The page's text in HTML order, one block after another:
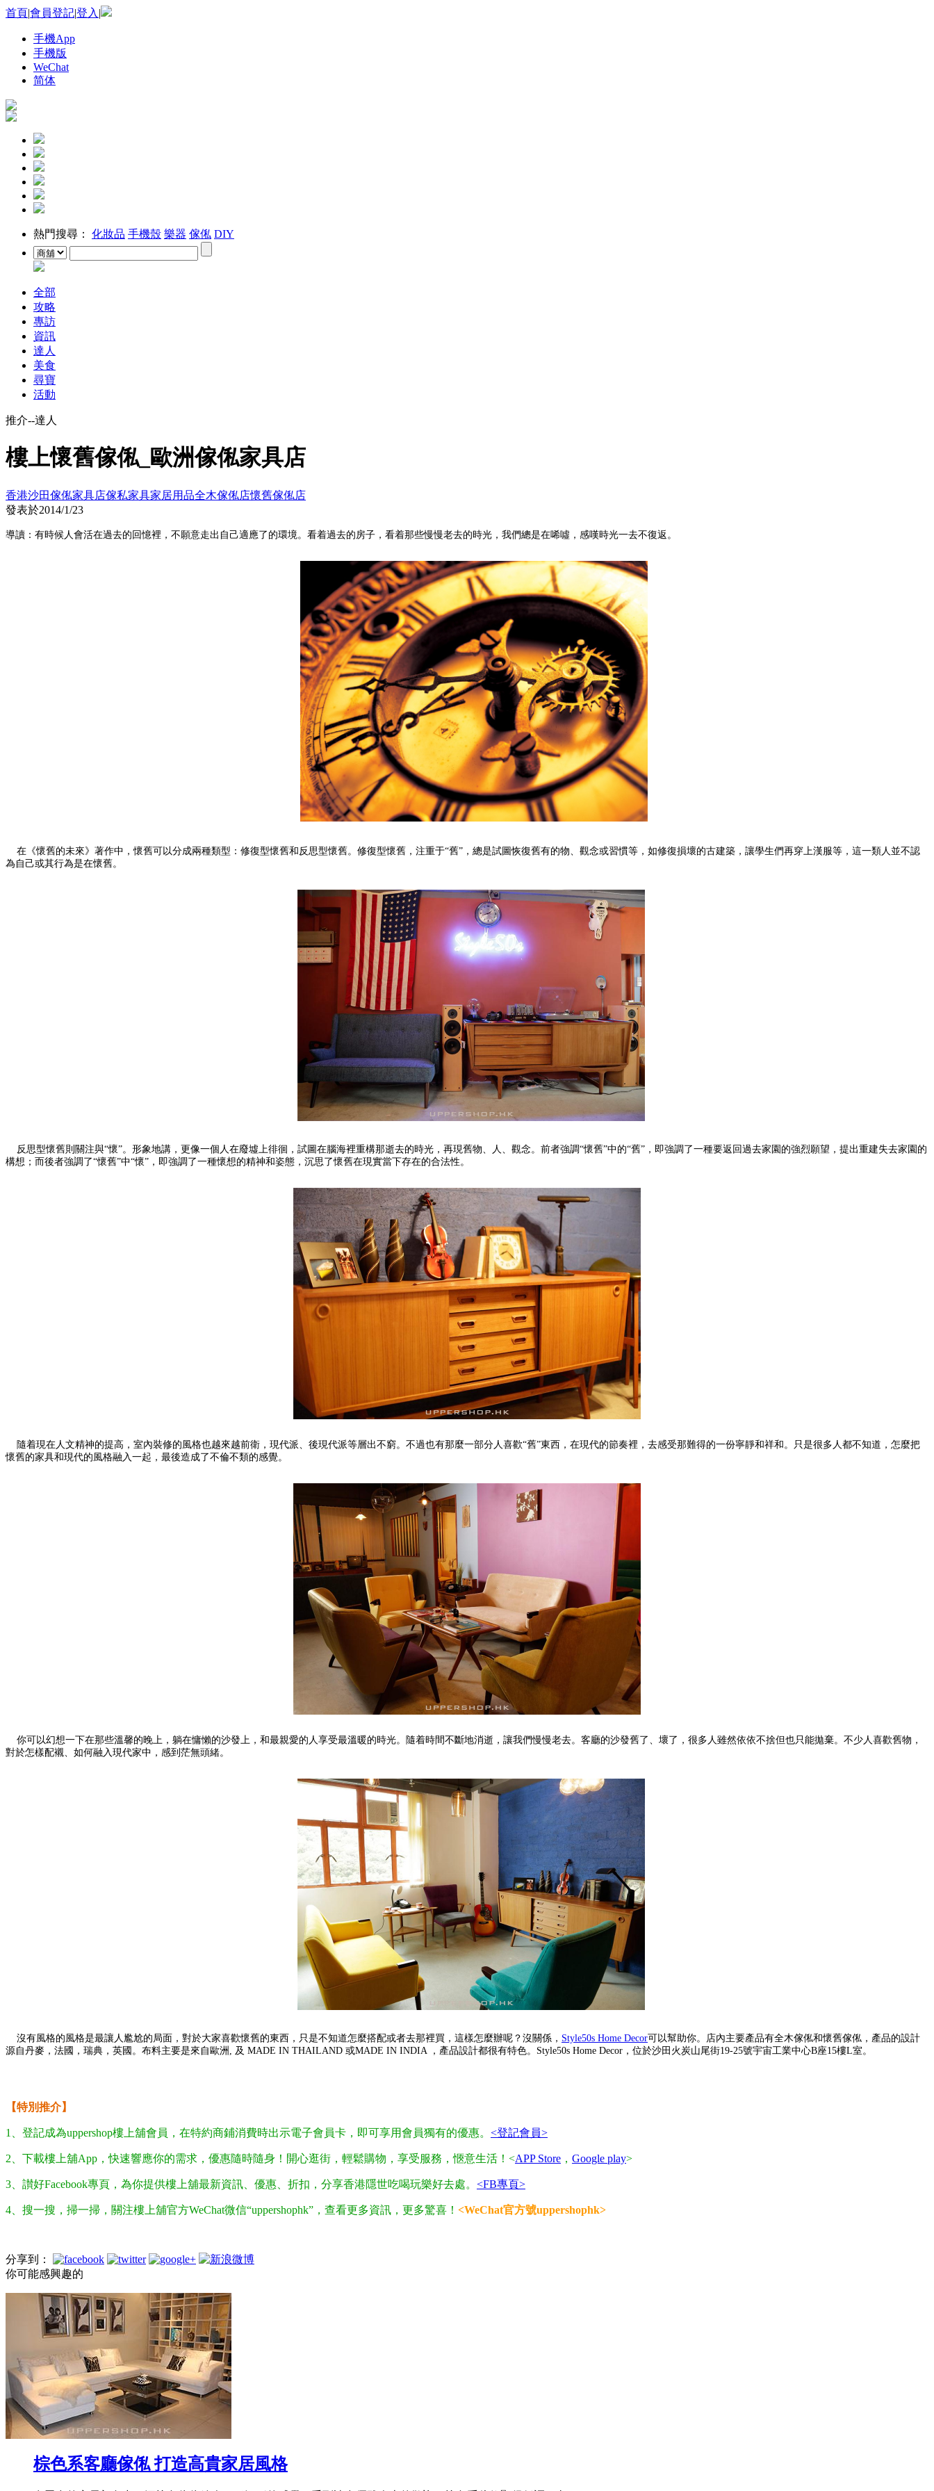
首頁|會員登記|登入 |
手機App
手機版
WeChat
简体
熱門搜尋： 化妝品 手機殼 樂器 傢俬 DIY
全部
攻略
專訪
資訊
達人
美食
尋寶
活動
推介--達人
樓上懷舊傢俬_歐洲傢俬家具店
香港沙田傢俬家具店傢私家具家居用品全木傢俬店懷舊傢俬店
發表於2014/1/23
導讀：有時候人會活在過去的回憶裡，不願意走出自己適應了的環境。看着過去的房子，看着那些慢慢老去的時光，我們總是在唏噓，感嘆時光一去不復返。
在《懷舊的未來》著作中，懷舊可以分成兩種類型：修復型懷舊和反思型懷舊。修復型懷舊，注重于“舊”，總是試圖恢復舊有的物、觀念或習慣等，如修復損壞的古建築，讓學生們再穿上漢服等，這一類人並不認
為自己或其行為是在懷舊。
反思型懷舊則關注與“懷”。形象地講，更像一個人在廢墟上徘徊，試圖在腦海裡重構那逝去的時光，再現舊物、人、觀念。前者強調“懷舊”中的“舊”，即強調了一種要返回過去家園的強烈願望，提出重建失去家園的
構想；而後者強調了“懷舊”中“懷”，即強調了一種懷想的精神和姿態，沉思了懷舊在現實當下存在的合法性。
隨着現在人文精神的提高，室內裝修的風格也越來越前衛，現代派、後現代派等層出不窮。不過也有那麼一部分人喜歡“舊”東西，在現代的節奏裡，去感受那難得的一份寧靜和祥和。只是很多人都不知道，怎麼把
懷舊的家具和現代的風格融入一起，最後造成了不倫不類的感覺。
你可以幻想一下在那些溫馨的晚上，躺在慵懶的沙發上，和最親愛的人享受最溫暖的時光。隨着時間不斷地消逝，讓我們慢慢老去。客廳的沙發舊了、壞了，很多人雖然依依不捨但也只能拋棄。不少人喜歡舊物，
對於怎樣配襯、如何融入現代家中，感到茫無頭緒。
沒有風格的風格是最讓人尷尬的局面，對於大家喜歡懷舊的東西，只是不知道怎麼搭配或者去那裡買，這樣怎麼辦呢？沒關係， Style50s Home Decor可以幫助你。店內主要產品有全木傢俬和懷舊傢俬，產品的設計
源自丹麥，法國，瑞典，英國。布料主要是來自歐洲, 及 MADE IN THAILAND 或MADE IN INDIA ，產品設計都很有特色。Style50s Home Decor，位於沙田火炭山尾街19-25號宇宙工業中心B座15樓L室。
【特別推介】
1、登記成為uppershop樓上舖會員，在特約商鋪消費時出示電子會員卡，即可享用會員獨有的優惠。 <登記會員>
2、下載樓上舖App，快速響應你的需求，優惠隨時隨身！開心逛街，輕鬆購物，享受服務，愜意生活！<APP Store ， Google play>
3、讃好Facebook專頁，為你提供樓上舖最新資訊、優惠、折扣，分享香港隱世吃喝玩樂好去處。 <FB專頁>
4、搜一搜，掃一掃，關注樓上舖官方WeChat微信“uppershophk”，查看更多資訊，更多驚喜！ <WeChat官方號uppershophk>
分享到：
你可能感興趣的
棕色系客廳傢俬 打造高貴家居風格